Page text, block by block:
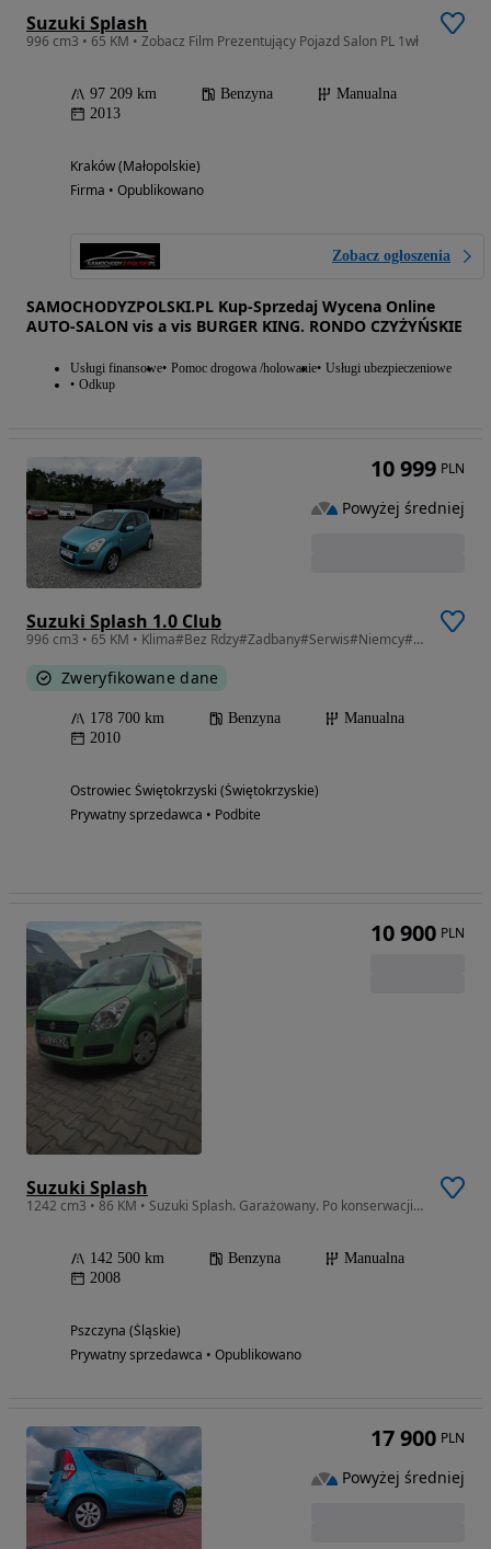
Suzuki Splash
996 cm3 • 65 KM • Zobacz Film Prezentujący Pojazd Salon PL 1wł
97 209 km Benzyna
Manualna
2013
Kraków (Małopolskie)
Firma • Opublikowano
Zobacz ogłoszenia
SAMOCHODYZPOLSKI.PL Kup-Sprzedaj Wycena Online
AUTO-SALON vis a vis BURGER KING. RONDO CZYŻYŃSKIE
Usługi finansowe Pomoc drogowa /holowanie Usługi ubezpieczeniowe
Odkup
Suzuki Splash 1.0 Club
996 cm3 • 65 KM • Klima#Bez Rdzy#Zadbany#Serwis#Niemcy#Zarejstrowany
Zweryfikowane dane
178 700 km Benzyna
Manualna
2010
Ostrowiec Świętokrzyski (Świętokrzyskie)
Prywatny sprzedawca • Podbite
10 999 PLN
Powyżej średniej
Suzuki Splash
1242 cm3 • 86 KM • Suzuki Splash. Garażowany. Po konserwacji podwozia. Zadbany. Drugi właściciel.
142 500 km Benzyna
Manualna
2008
Pszczyna (Śląskie)
Prywatny sprzedawca • Opublikowano
10 900 PLN
17 900 PLN
Powyżej średniej